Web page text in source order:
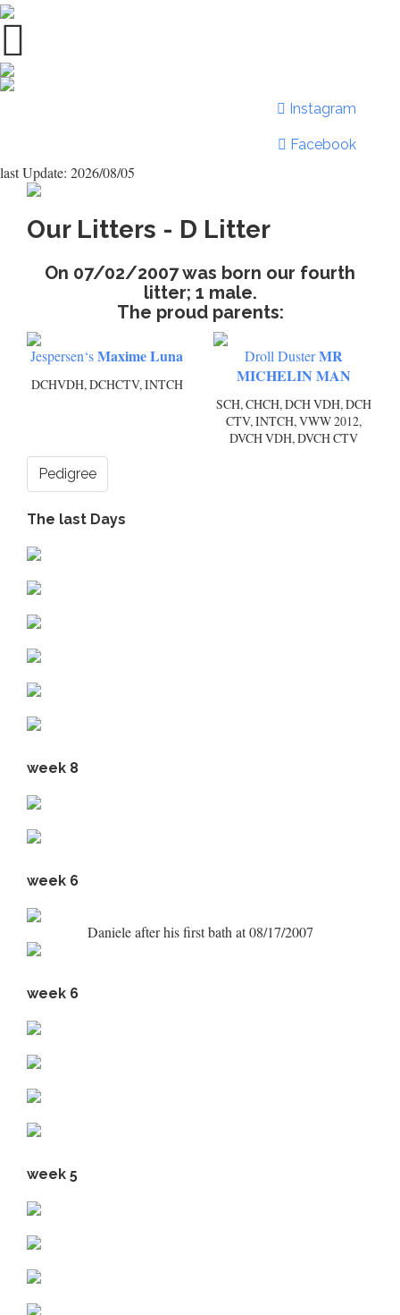
Instagram
Facebook
last Update: 2026/08/05
Our Litters - D Litter
On 07/02/2007 was born our fourth
litter; 1 male.
The proud parents:
Jespersen‘sMaxime Luna
DCHVDH, DCHCTV, INTCH
Droll DusterMR
MICHELIN MAN
SCH, CHCH, DCH VDH, DCH
CTV, INTCH, VWW 2012,
DVCH VDH, DVCH CTV
Pedigree
The last Days
week 8
week 6
Daniele after his first bath at 08/17/2007
week 6
week 5